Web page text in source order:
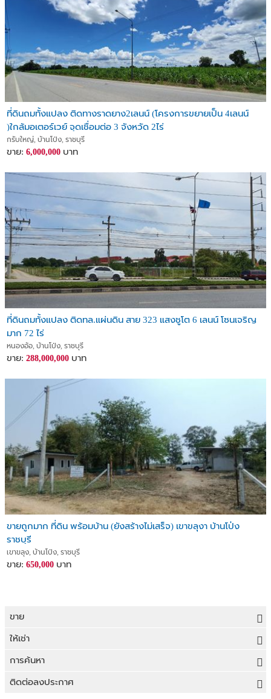
ที่ดินถมทั้งแปลง ติดทางราดยาง2เลนน์ (โครงการขยายเป็น 4เลนน์
)ใกล้มอเตอร์เวย์ จุดเชื่อมต่อ 3 จังหวัด 2ไร่
กรับใหญ่, บ้านโป่ง, ราชบุรี
ขาย: 6,000,000 บาท
ที่ดินถมทั้งแปลง ติดทล.แผ่นดิน สาย 323 แสงชูโต 6 เลนน์ โซนเจริญ
มาก 72 ไร่
หนองอ้อ, บ้านโป่ง, ราชบุรี
ขาย: 288,000,000 บาท
ขายถูกมาก ที่ดิน พร้อมบ้าน (ยังสร้างไม่เสร็จ) เขาขลุงา บ้านโป่ง
ราชบุรี
เขาขลุง, บ้านโป่ง, ราชบุรี
ขาย: 650,000 บาท
ขาย
ขายที่ดิน
ขายบ้าน
ขายคอนโด
ให้เช่า
ให้เช่าที่ดิน
ให้เช่าบ้าน
การค้นหา
ขายที่ดิน
ติดต่อลงประกาศ